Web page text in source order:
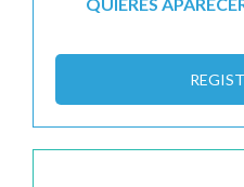
QUIERES